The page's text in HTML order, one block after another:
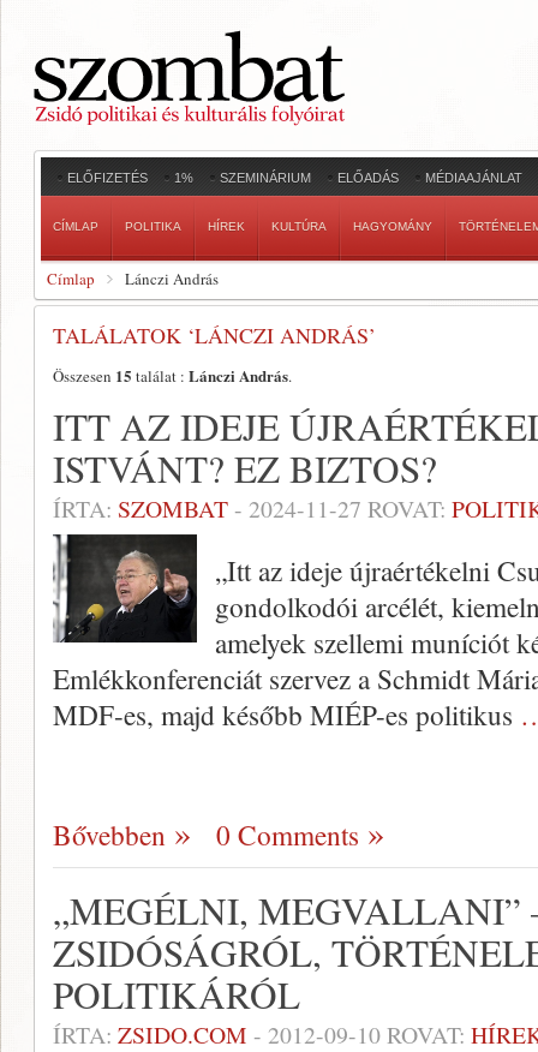
ELŐFIZETÉS 1% SZEMINÁRIUM ELŐADÁS MÉDIAAJÁNLAT
CÍMLAP POLITIKA HÍREK KULTÚRA HAGYOMÁNY
Címlap Lánczi András
TALÁLATOK ‘LÁNCZI ANDRÁS’
Összesen 15 találat : Lánczi András.
ITT AZ IDEJE
ISTVÁNT? EZ BIZTOS?
ÍRTA: SZOMBAT- 2024-11-27 ROVAT:
„Itt az ideje újraértékelni
gondolkodói arcélét,
amelyek szellemi muníciót
Emlékkonferenciát szervez a Schmidt
MDF-es, majd később MIÉP-es politikus
Bővebben 0 Comments
„MEGÉLNI, MEGVALLANI”
ZSIDÓSÁGRÓL,
POLITIKÁRÓL
ÍRTA: ZSIDO.COM - 2012-09-10ROVAT: